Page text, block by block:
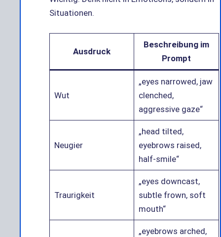
Situationen.
Ausdruck
Beschreibung im
Prompt
Wut
„eyes narrowed, jaw
clenched,
aggressive gaze“
Neugier
„head tilted,
eyebrows raised,
half-smile“
Traurigkeit
„eyes downcast,
subtle frown, soft
mouth“
„eyebrows arched,